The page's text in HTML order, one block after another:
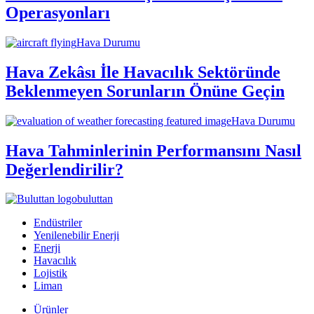
Operasyonları
Hava Durumu
Hava Zekâsı İle Havacılık Sektöründe
Beklenmeyen Sorunların Önüne Geçin
Hava Durumu
Hava Tahminlerinin Performansını Nasıl
Değerlendirilir?
buluttan
Endüstriler
Yenilenebilir Enerji
Enerji
Havacılık
Lojistik
Liman
Ürünler